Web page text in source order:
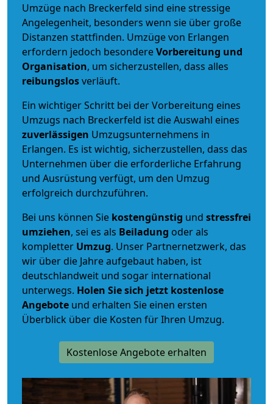
Umzüge nach Breckerfeld sind eine stressige
Angelegenheit, besonders wenn sie über große
Distanzen stattfinden. Umzüge von Erlangen
erfordern jedoch besondereVorbereitung und
Organisation, um sicherzustellen, dass alles
reibungslosverläuft.
Ein wichtiger Schritt bei der Vorbereitung eines
Umzugs nach Breckerfeld ist die Auswahl eines
zuverlässigen Umzugsunternehmens in
Erlangen. Es ist wichtig, sicherzustellen, dass das
Unternehmen über die erforderliche Erfahrung
und Ausrüstung verfügt, um den Umzug
erfolgreich durchzuführen.
Bei uns können Sie kostengünstig und stressfrei
umziehen, sei es als Beiladung oder als
kompletter Umzug. Unser Partnernetzwerk, das
wir über die Jahre aufgebaut haben, ist
deutschlandweit und sogar international
unterwegs. Holen Sie sich jetzt kostenlose
Angebote und erhalten Sie einen ersten
Überblick über die Kosten für Ihren Umzug.
Kostenlose Angebote erhalten